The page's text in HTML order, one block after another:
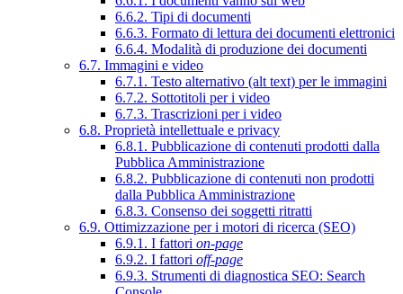
6.6.2. Tipi di documenti
6.6.3. Formato di lettura dei documenti elettronici
6.6.4. Modalità di produzione dei documenti
6.7. Immagini e video
6.7.1. Testo alternativo (alt text) per le immagini
6.7.2. Sottotitoli per i video
6.7.3. Trascrizioni per i video
6.8. Proprietà intellettuale e privacy
6.8.1. Pubblicazione di contenuti prodotti dalla
Pubblica Amministrazione
6.8.2. Pubblicazione di contenuti non prodotti
dalla Pubblica Amministrazione
6.8.3. Consenso dei soggetti ritratti
6.9. Ottimizzazione per i motori di ricerca (SEO)
6.9.1. I fattori on-page
6.9.2. I fattori off-page
6.9.3. Strumenti di diagnostica SEO: Search